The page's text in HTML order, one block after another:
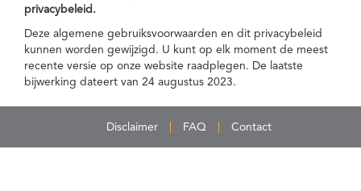
privacybeleid.
Deze algemene gebruiksvoorwaarden en dit privacybeleid
kunnen worden gewijzigd. U kunt op elk moment de meest
recente versie op onze website raadplegen. De laatste
bijwerking dateert van 24 augustus 2023.
Disclaimer FAQ Contact